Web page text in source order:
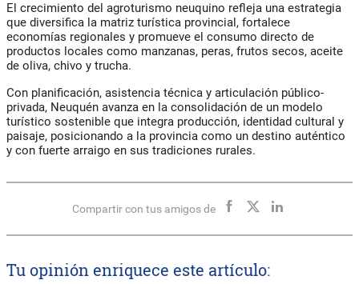
El crecimiento del agroturismo neuquino refleja una estrategia
que diversifica la matriz turística provincial, fortalece
economías regionales y promueve el consumo directo de
productos locales como manzanas, peras, frutos secos, aceite
de oliva, chivo y trucha.
Con planificación, asistencia técnica y articulación público-
privada, Neuquén avanza en la consolidación de un modelo
turístico sostenible que integra producción, identidad cultural y
paisaje, posicionando a la provincia como un destino auténtico
y con fuerte arraigo en sus tradiciones rurales.
Compartir con tus amigos de
Tu opinión enriquece este artículo: